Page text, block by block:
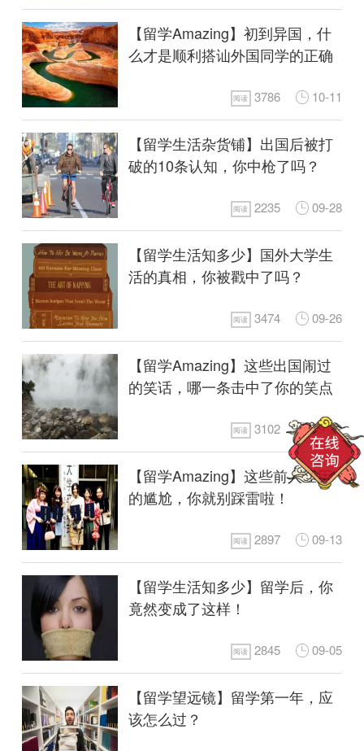
【留学Amazing】初到异国，什
么才是顺利搭讪外国同学的正确
阅读 3786 10-11
【留学生活杂货铺】出国后被打
破的10条认知，你中枪了吗？
阅读 2235 09-28
【留学生活知多少】国外大学生
活的真相，你被戳中了吗？
阅读 3474 09-26
【留学Amazing】这些出国闹过
的笑话，哪一条击中了你的笑点
阅读 3102 09-22
【留学Amazing】这些前人经历
的尴尬，你就别踩雷啦！
阅读 2897 09-13
【留学生活知多少】留学后，你
竟然变成了这样！
阅读 2845 09-05
【留学望远镜】留学第一年，应
该怎么过？